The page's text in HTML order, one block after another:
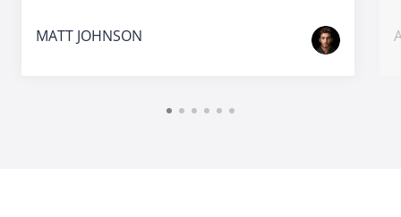
MATT JOHNSON